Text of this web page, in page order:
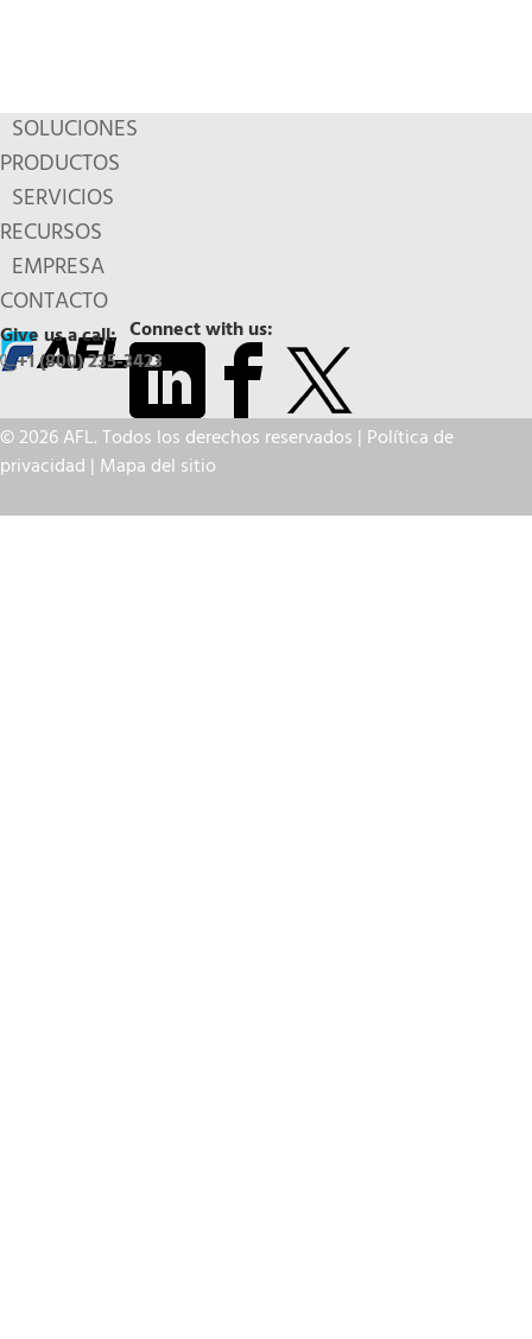
SOLUCIONES
PRODUCTOS
SERVICIOS
RECURSOS
EMPRESA
CONTACTO
Connect with us:
Give us a call:
+1 (800) 235-3423
© 2026 AFL. Todos los derechos reservados | Política de
privacidad | Mapa del sitio